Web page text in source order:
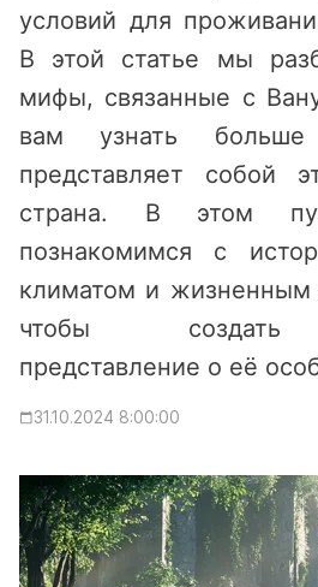
условий для
В этой статье мы
мифы, связанные с
вам узнать
представляет собой
страна. В этом
познакомимся с
климатом и жизненным
чтобы создать
представление о её
31.10.2024 8:00:00